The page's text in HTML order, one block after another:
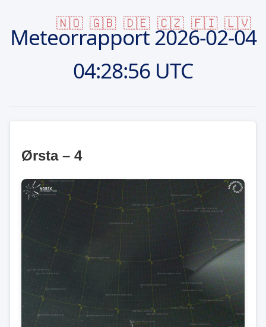
🇳🇴 🇬🇧 🇩🇪 🇨🇿 🇫🇮 🇱🇻
Meteorrapport2026-02-04
04:28:56 UTC
Ørsta – 4